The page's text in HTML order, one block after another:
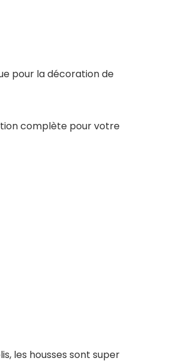
pour la décoration de
complète pour votre
les housses sont super